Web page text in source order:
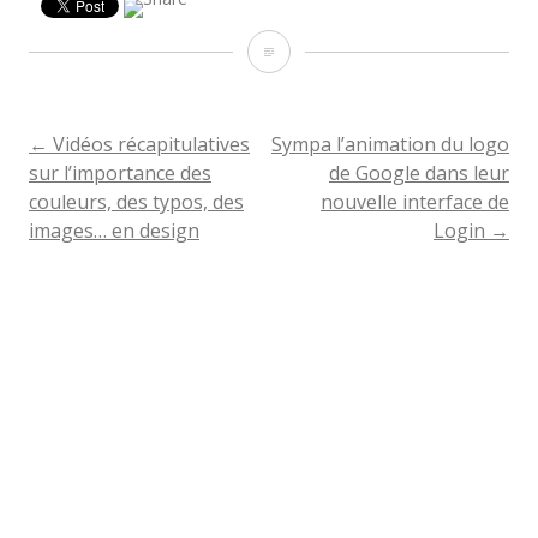
Message
de
AirBnb
pour
NAVIGATION
DE
← Vidéos récapitulatives
sur l’importance des
couleurs, des typos, des
images… en design
Sympa l’animation du logo
de Google dans leur
nouvelle interface de
Login →